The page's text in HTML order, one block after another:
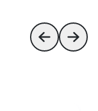
Skip toSkip